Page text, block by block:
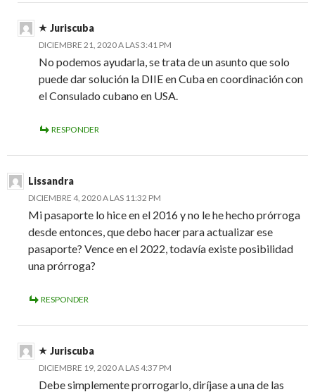
Juriscuba
DICIEMBRE 21, 2020 A LAS 3:41 PM
No podemos ayudarla, se trata de un asunto que solo
puede dar solución la DIIE en Cuba en coordinación con
el Consulado cubano en USA.
RESPONDER
Lissandra
DICIEMBRE 4, 2020 A LAS 11:32 PM
Mi pasaporte lo hice en el 2016 y no le he hecho prórroga
desde entonces, que debo hacer para actualizar ese
pasaporte? Vence en el 2022, todavía existe posibilidad
una prórroga?
RESPONDER
Juriscuba
DICIEMBRE 19, 2020 A LAS 4:37 PM
Debe simplemente prorrogarlo, diríjase a una de las